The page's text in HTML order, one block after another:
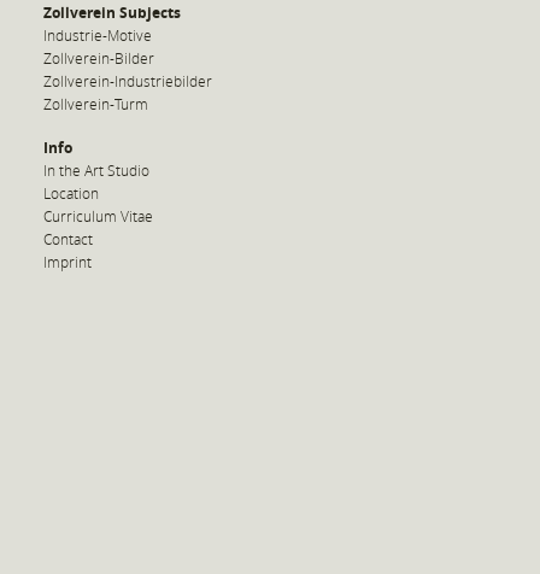
Zollverein Subjects
Industrie-Motive
Zollverein-Bilder
Zollverein-Industriebilder
Zollverein-Turm
Info
In the Art Studio
Location
Curriculum Vitae
Contact
Imprint